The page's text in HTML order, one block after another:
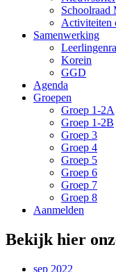
Schoolraad
Activiteiten
Samenwerking
Korein
GGD
Agenda
Groepen
Groep 1-2A
Groep 1-2B
Groep 3
Groep 4
Groep 5
Groep 6
Groep 7
Groep 8
Aanmelden
Bekijk hier
sep 2022